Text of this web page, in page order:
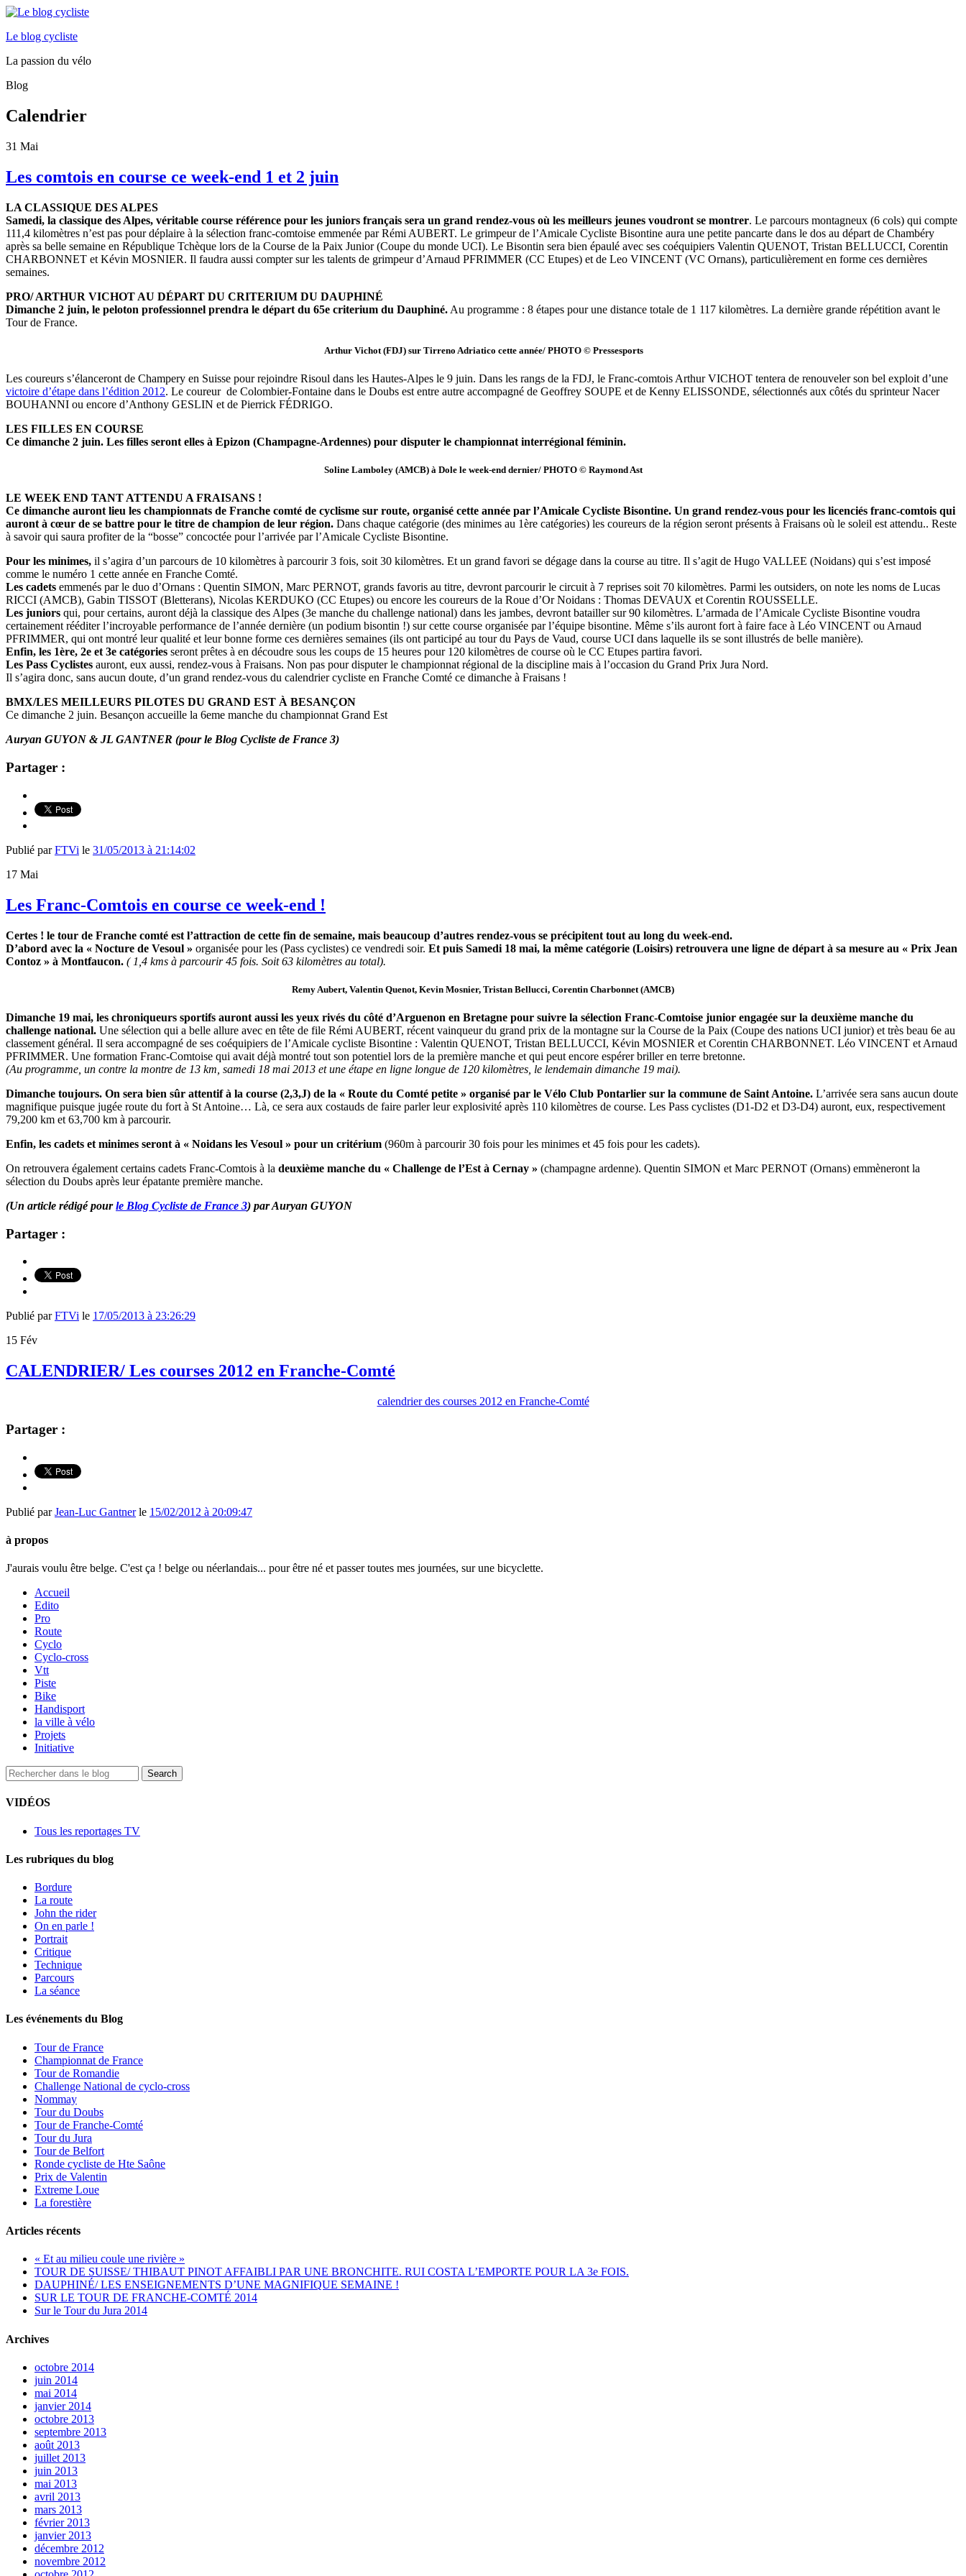
Le blog cycliste
La passion du vélo
Blog
Calendrier
31 Mai
Les comtois en course ce week-end 1 et 2 juin
LA CLASSIQUE DES ALPES
Samedi, la classique des Alpes, véritable course référence pour les juniors français sera un grand rendez-vous où les meilleurs jeunes voudront se montrer. Le parcours montagneux (6 cols) qui compte
111,4 kilomètres n’est pas pour déplaire à la sélection franc-comtoise emmenée par Rémi AUBERT. Le grimpeur de l’Amicale Cycliste Bisontine aura une petite pancarte dans le dos au départ de Chambéry
après sa belle semaine en République Tchèque lors de la Course de la Paix Junior (Coupe du monde UCI). Le Bisontin sera bien épaulé avec ses coéquipiers Valentin QUENOT, Tristan BELLUCCI, Corentin
CHARBONNET et Kévin MOSNIER. Il faudra aussi compter sur les talents de grimpeur d’Arnaud PFRIMMER (CC Etupes) et de Leo VINCENT (VC Ornans), particulièrement en forme ces dernières
semaines.
PRO/ ARTHUR VICHOT AU DÉPART DU CRITERIUM DU DAUPHINÉ
Dimanche 2 juin, le peloton professionnel prendra le départ du 65e criterium du Dauphiné. Au programme : 8 étapes pour une distance totale de 1 117 kilomètres. La dernière grande répétition avant le
Tour de France.
Arthur Vichot (FDJ) sur Tirreno Adriatico cette année/ PHOTO © Pressesports
Les coureurs s’élanceront de Champery en Suisse pour rejoindre Risoul dans les Hautes-Alpes le 9 juin. Dans les rangs de la FDJ, le Franc-comtois Arthur VICHOT tentera de renouveler son bel exploit d’une
victoire d’étape dans l’édition 2012. Le coureur de Colombier-Fontaine dans le Doubs est entre autre accompagné de Geoffrey SOUPE et de Kenny ELISSONDE, sélectionnés aux côtés du sprinteur Nacer
BOUHANNI ou encore d’Anthony GESLIN et de Pierrick FÉDRIGO.
LES FILLES EN COURSE
Ce dimanche 2 juin. Les filles seront elles à Epizon (Champagne-Ardennes) pour disputer le championnat interrégional féminin.
Soline Lamboley (AMCB) à Dole le week-end dernier/ PHOTO © Raymond Ast
LE WEEK END TANT ATTENDU A FRAISANS !
Ce dimanche auront lieu les championnats de Franche comté de cyclisme sur route, organisé cette année par l’Amicale Cycliste Bisontine. Un grand rendez-vous pour les licenciés franc-comtois qui
auront à cœur de se battre pour le titre de champion de leur région. Dans chaque catégorie (des minimes au 1ère catégories) les coureurs de la région seront présents à Fraisans où le soleil est attendu.. Reste
à savoir qui saura profiter de la “bosse” concoctée pour l’arrivée par l’Amicale Cycliste Bisontine.
Pour les minimes, il s’agira d’un parcours de 10 kilomètres à parcourir 3 fois, soit 30 kilomètres. Et un grand favori se dégage dans la course au titre. Il s’agit de Hugo VALLEE (Noidans) qui s’est imposé
comme le numéro 1 cette année en Franche Comté.
Les cadets emmenés par le duo d’Ornans : Quentin SIMON, Marc PERNOT, grands favoris au titre, devront parcourir le circuit à 7 reprises soit 70 kilomètres. Parmi les outsiders, on note les noms de Lucas
RICCI (AMCB), Gabin TISSOT (Bletterans), Nicolas KERDUKO (CC Etupes) ou encore les coureurs de la Roue d’Or Noidans : Thomas DEVAUX et Corentin ROUSSELLE.
Les juniors qui, pour certains, auront déjà la classique des Alpes (3e manche du challenge national) dans les jambes, devront batailler sur 90 kilomètres. L’armada de l’Amicale Cycliste Bisontine voudra
certainement rééditer l’incroyable performance de l’année dernière (un podium bisontin !) sur cette course organisée par l’équipe bisontine. Même s’ils auront fort à faire face à Léo VINCENT ou Arnaud
PFRIMMER, qui ont montré leur qualité et leur bonne forme ces dernières semaines (ils ont participé au tour du Pays de Vaud, course UCI dans laquelle ils se sont illustrés de belle manière).
Enfin, les 1ère, 2e et 3e catégories seront prêtes à en découdre sous les coups de 15 heures pour 120 kilomètres de course où le CC Etupes partira favori.
Les Pass Cyclistes auront, eux aussi, rendez-vous à Fraisans. Non pas pour disputer le championnat régional de la discipline mais à l’occasion du Grand Prix Jura Nord.
Il s’agira donc, sans aucun doute, d’un grand rendez-vous du calendrier cycliste en Franche Comté ce dimanche à Fraisans !
BMX/LES MEILLEURS PILOTES DU GRAND EST À BESANÇON
Ce dimanche 2 juin. Besançon accueille la 6eme manche du championnat Grand Est
Auryan GUYON & JL GANTNER (pour le Blog Cycliste de France 3)
Partager :
Publié parFTVi le 31/05/2013 à 21:14:02
17 Mai
Les Franc-Comtois en course ce week-end !
Certes ! le tour de Franche comté est l’attraction de cette fin de semaine, mais beaucoup d’autres rendez-vous se précipitent tout au long du week-end.
D’abord avec la « Nocture de Vesoul » organisée pour les (Pass cyclistes) ce vendredi soir. Et puis Samedi 18 mai, la même catégorie (Loisirs) retrouvera une ligne de départ à sa mesure au « Prix Jean
Contoz » à Montfaucon. ( 1,4 kms à parcourir 45 fois. Soit 63 kilomètres au total).
Remy Aubert, Valentin Quenot, Kevin Mosnier, Tristan Bellucci, Corentin Charbonnet (AMCB)
Dimanche 19 mai, les chroniqueurs sportifs auront aussi les yeux rivés du côté d’Arguenon en Bretagne pour suivre la sélection Franc-Comtoise junior engagée sur la deuxième manche du
challenge national. Une sélection qui a belle allure avec en tête de file Rémi AUBERT, récent vainqueur du grand prix de la montagne sur la Course de la Paix (Coupe des nations UCI junior) et très beau 6e au
classement général. Il sera accompagné de ses coéquipiers de l’Amicale cycliste Bisontine : Valentin QUENOT, Tristan BELLUCCI, Kévin MOSNIER et Corentin CHARBONNET. Léo VINCENT et Arnaud
PFRIMMER. Une formation Franc-Comtoise qui avait déjà montré tout son potentiel lors de la première manche et qui peut encore espérer briller en terre bretonne.
(Au programme, un contre la montre de 13 km, samedi 18 mai 2013 et une étape en ligne longue de 120 kilomètres, le lendemain dimanche 19 mai).
Dimanche toujours. On sera bien sûr attentif à la course (2,3,J) de la « Route du Comté petite » organisé par le Vélo Club Pontarlier sur la commune de Saint Antoine. L’arrivée sera sans aucun doute
magnifique puisque jugée route du fort à St Antoine… Là, ce sera aux costauds de faire parler leur explosivité après 110 kilomètres de course. Les Pass cyclistes (D1-D2 et D3-D4) auront, eux, respectivement
79,200 km et 63,700 km à parcourir.
Enfin, les cadets et minimes seront à « Noidans les Vesoul » pour un critérium (960m à parcourir 30 fois pour les minimes et 45 fois pour les cadets).
On retrouvera également certains cadets Franc-Comtois à la deuxième manche du « Challenge de l’Est à Cernay » (champagne ardenne). Quentin SIMON et Marc PERNOT (Ornans) emmèneront la
sélection du Doubs après leur épatante première manche.
(Un article rédigé pourle Blog Cycliste de France 3) par Auryan GUYON
Partager :
Publié parFTVi le 17/05/2013 à 23:26:29
15 Fév
CALENDRIER/ Les courses 2012 en Franche-Comté
calendrier des courses 2012 en Franche-Comté
Partager :
Publié parJean-Luc Gantnerle 15/02/2012 à 20:09:47
à propos
J'aurais voulu être belge. C'est ça ! belge ou néerlandais... pour être né et passer toutes mes journées, sur une bicyclette.
Accueil
Edito
Pro
Route
Cyclo
Cyclo-cross
Vtt
Piste
Bike
Handisport
la ville à vélo
Projets
Initiative
VIDÉOS
Tous les reportages TV
Les rubriques du blog
Bordure
La route
John the rider
On en parle !
Portrait
Critique
Technique
Parcours
La séance
Les événements du Blog
Tour de France
Championnat de France
Tour de Romandie
Challenge National de cyclo-cross
Nommay
Tour du Doubs
Tour de Franche-Comté
Tour du Jura
Tour de Belfort
Ronde cycliste de Hte Saône
Prix de Valentin
Extreme Loue
La forestière
Articles récents
« Et au milieu coule une rivière »
TOUR DE SUISSE/ THIBAUT PINOT AFFAIBLI PAR UNE BRONCHITE. RUI COSTA L’EMPORTE POUR LA 3e FOIS.
DAUPHINÉ/ LES ENSEIGNEMENTS D’UNE MAGNIFIQUE SEMAINE !
SUR LE TOUR DE FRANCHE-COMTÉ 2014
Sur le Tour du Jura 2014
Archives
octobre 2014
juin 2014
mai 2014
janvier 2014
octobre 2013
septembre 2013
août 2013
juillet 2013
juin 2013
mai 2013
avril 2013
mars 2013
février 2013
janvier 2013
décembre 2012
novembre 2012